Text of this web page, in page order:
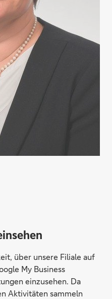
über unsere Filiale auf
My Business
einzusehen. Da
Aktivitäten sammeln